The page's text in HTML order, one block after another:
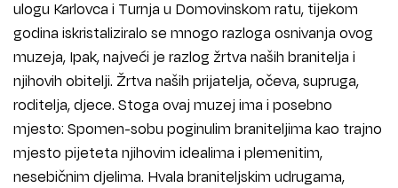
ulogu Karlovca i Turnja u Domovinskom ratu, tijekom
godina iskristaliziralo se mnogo razloga osnivanja ovog
muzeja, Ipak, najveći je razlog žrtva naših branitelja i
njihovih obitelji. Žrtva naših prijatelja, očeva, supruga,
roditelja, djece. Stoga ovaj muzej ima i posebno
mjesto: Spomen-sobu poginulim braniteljima kao trajno
mjesto pijeteta njihovim idealima i plemenitim,
nesebičnim djelima. Hvala braniteljskim udrugama,